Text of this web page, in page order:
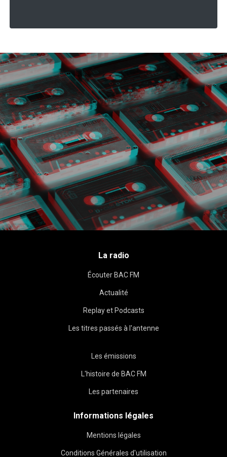
La radio
Écouter BAC FM
Actualité
Replay et Podcasts
Les titres passés à l'antenne
Les émissions
L'histoire de BAC FM
Les partenaires
Informations légales
Mentions légales
Conditions Générales d'utilisation